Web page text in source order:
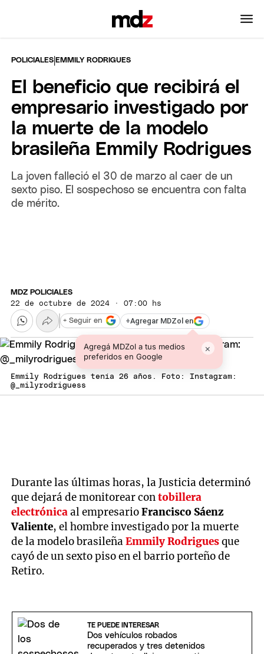
POLICIALES |EMMILY RODRIGUES
El beneficio que recibirá el
empresario investigado por
la muerte de la modelo
brasileña Emmily Rodrigues
La joven falleció el 30 de marzo al caer de un
sexto piso. El sospechoso se encuentra con falta
de mérito.
MDZ POLICIALES
22 de octubre de 2024 · 07:00 hs
+Agregar MDZol en
Agregá MDZol a tus medios
preferidos en Google
×
+ Seguir en
Emmily Rodrigues tenía 26 años. Foto: Instagram:
@_milyrodriguess
Durante las últimas horas, la Justicia determinó
que dejará de monitorear contobillera
electrónicaal empresarioFrancisco Sáenz
Valiente, el hombre investigado por la muerte
de la modelo brasileñaEmmily Rodriguesque
cayó de un sexto piso en el barrio porteño de
Retiro.
TE PUEDE INTERESAR
Dos vehículos robados
recuperados y tres detenidos